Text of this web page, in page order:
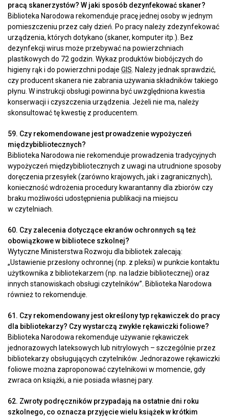
pracą skanerzystów? W jaki sposób dezynfekować skaner?
Biblioteka Narodowa rekomenduje pracę jednej osoby w jednym
pomieszczeniu przez cały dzień. Po pracy należy zdezynfekować
urządzenia, których dotykano (skaner, komputer itp.). Bez
dezynfekcji wirus może przebywać na powierzchniach
plastikowych do 72 godzin. Wykaz produktów biobójczych do
higieny rąk i do powierzchni podaje GIS . Należy jednak sprawdzić,
czy producent skanera nie zabrania używania składników takiego
płynu. W instrukcji obsługi powinna być uwzględniona kwestia
konserwacji i czyszczenia urządzenia. Jeżeli nie ma, należy
skonsultować tę kwestię z producentem.
59. Czy rekomendowane jest prowadzenie wypożyczeń
międzybibliotecznych?
Biblioteka Narodowa nie rekomenduje prowadzenia tradycyjnych
wypożyczeń międzybibliotecznych z uwagi na utrudnione sposoby
doręczenia przesyłek (zarówno krajowych, jak i zagranicznych),
konieczność wdrożenia procedury kwarantanny dla zbiorów czy
braku możliwości udostępnienia publikacji na miejscu
w czytelniach.
60. Czy zalecenia dotyczące ekranów ochronnych są też
obowiązkowe w bibliotece szkolnej?
Wytyczne Ministerstwa Rozwoju dla bibliotek zalecają:
„Ustawienie przesłony ochronnej (np. z pleksi) w punkcie kontaktu
użytkownika z bibliotekarzem (np. na ladzie bibliotecznej) oraz
innych stanowiskach obsługi czytelników”. Biblioteka Narodowa
również to rekomenduje.
61. Czy rekomendowany jest określony typ rękawiczek do pracy
dla bibliotekarzy? Czy wystarczą zwykłe rękawiczki foliowe?
Biblioteka Narodowa rekomenduje używanie rękawiczek
jednorazowych lateksowych lub nitrylowych – szczególnie przez
bibliotekarzy obsługujących czytelników. Jednorazowe rękawiczki
foliowe można zaproponować czytelnikowi w momencie, gdy
zwraca on książki, a nie posiada własnej pary.
62. Zwroty podręczników przypadają na ostatnie dni roku
szkolnego, co oznacza przyjęcie wielu książek w krótkim